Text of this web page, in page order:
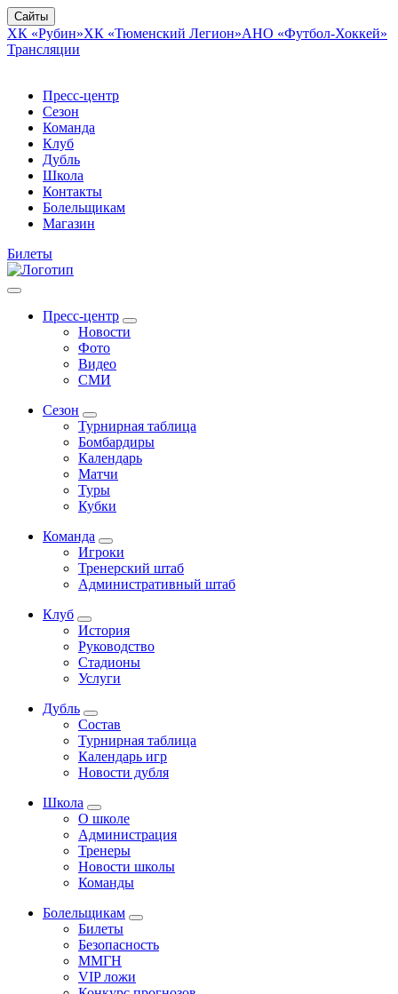
Сайты
ХК «Рубин»ХК «Тюменский Легион»АНО «Футбол-Хоккей»
Трансляции
Пресс-центр
Сезон
Команда
Клуб
Дубль
Школа
Контакты
Болельщикам
Магазин
Билеты
Пресс-центр
Новости
Фото
Видео
СМИ
Сезон
Турнирная таблица
Бомбардиры
Календарь
Матчи
Туры
Кубки
Команда
Игроки
Тренерский штаб
Административный штаб
Клуб
История
Руководство
Стадионы
Услуги
Дубль
Состав
Турнирная таблица
Календарь игр
Новости дубля
Школа
О школе
Администрация
Тренеры
Новости школы
Команды
Болельщикам
Билеты
Безопасность
ММГН
VIP ложи